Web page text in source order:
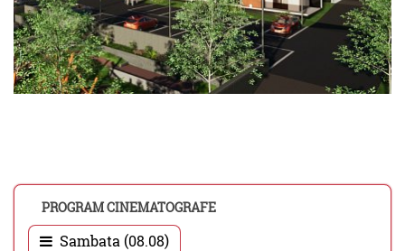
PROGRAM CINEMATOGRAFE
Sambata (08.08)